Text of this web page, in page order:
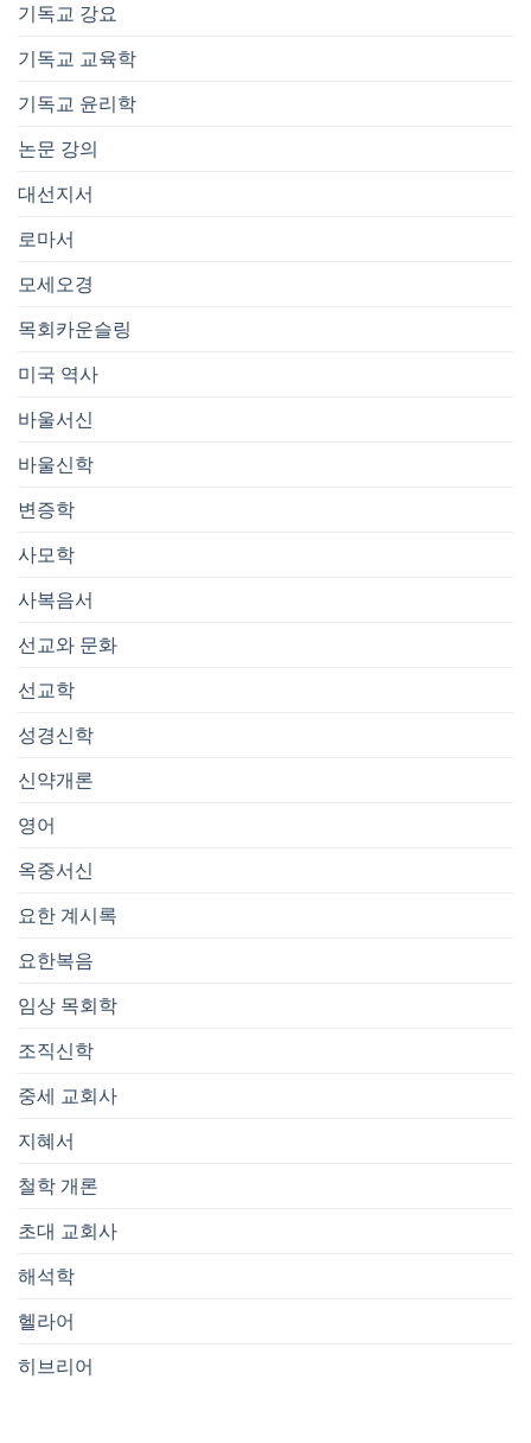
기독교 강요
기독교 교육학
기독교 윤리학
논문 강의
대선지서
로마서
모세오경
목회카운슬링
미국 역사
바울서신
바울신학
변증학
사모학
사복음서
선교와 문화
선교학
성경신학
신약개론
영어
옥중서신
요한 계시록
요한복음
임상 목회학
조직신학
중세 교회사
지혜서
철학 개론
초대 교회사
해석학
헬라어
히브리어